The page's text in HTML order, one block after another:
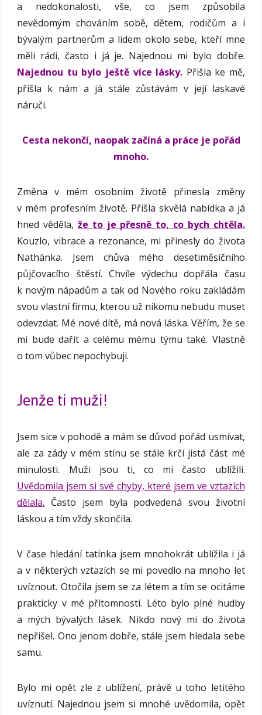
a nedokonalosti, vše, co jsem způsobila
nevědomým chováním sobě, dětem, rodičům a i
bývalým partnerům a lidem okolo sebe, kteří mne
měli rádi, často i já je. Najednou mi bylo dobře.
Najednou tu bylo ještě více lásky. Přišla ke mě,
přišla k nám a já stále zůstávám v její laskavé
náruči.
Cesta nekončí, naopak začíná a práce je pořád
mnoho.
Změna v mém osobním životě přinesla změny
v mém profesním životě. Přišla skvělá nabídka a já
hned věděla,že to je přesně to, co bych chtěla.
Kouzlo, vibrace a rezonance, mi přinesly do života
Nathánka. Jsem chůva mého desetiměsíčního
půjčovacího štěstí. Chvíle výdechu dopřála času
k novým nápadům a tak od Nového roku zakládám
svou vlastní firmu, kterou už nikomu nebudu muset
odevzdat. Mé nové dítě, má nová láska. Věřím, že se
mi bude dařit a celému mému týmu také. Vlastně
o tom vůbec nepochybuji.
Jenže ti muži!
Jsem sice v pohodě a mám se důvod pořád usmívat,
ale za zády v mém stínu se stále krčí jistá část mé
minulosti. Muži jsou ti, co mi často ublížili.
Uvědomila jsem si své chyby, které jsem ve vztazích
dělala. Často jsem byla podvedená svou životní
láskou a tím vždy skončila.
V čase hledání tatínka jsem mnohokrát ublížila i já
a v některých vztazích se mi povedlo na mnoho let
uvíznout. Otočila jsem se za létem a tím se ocitáme
prakticky v mé přítomnosti. Léto bylo plné hudby
a mých bývalých lásek. Nikdo nový mi do života
nepřišel. Ono jenom dobře, stále jsem hledala sebe
samu.
Bylo mi opět zle z ublížení, právě u toho letitého
uvíznutí. Najednou jsem si mnohé uvědomila, opět